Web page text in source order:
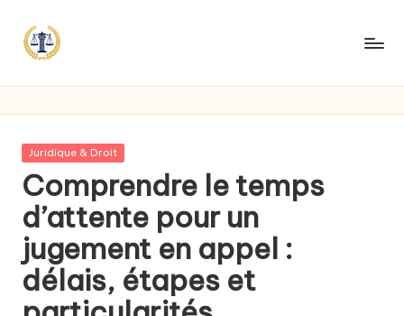
Posted
Juridique & Droit
Comprendre le temps
d’attente pour un
jugement en appel :
délais, étapes et